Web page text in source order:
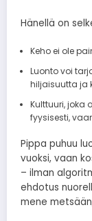
Hänellä on
Keho ei ole
Luonto voi
hiljaisuutta ja
Kulttuuri, joka
fyysisesti,
Pippa puhuu
vuoksi, vaan
– ilman
ehdotus
mene